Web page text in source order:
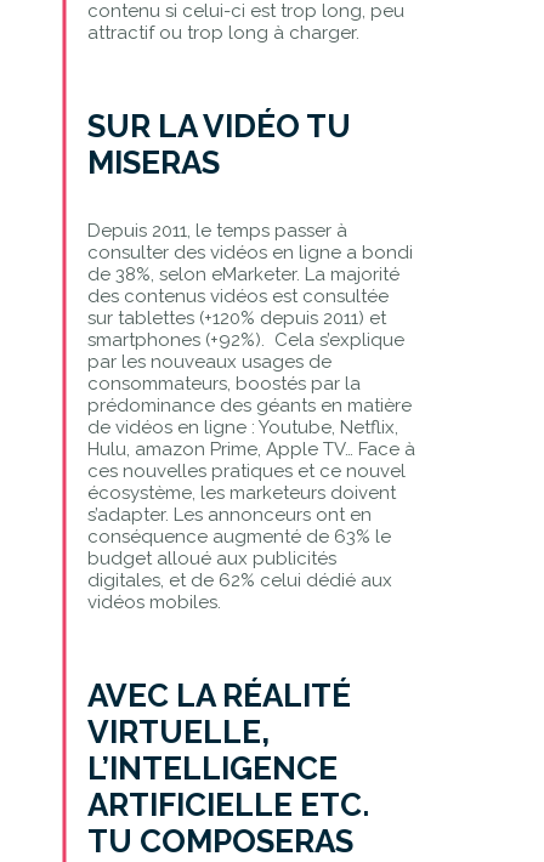
contenu si celui-ci est trop long, peu
attractif ou trop long à charger.
SUR LA VIDÉO TU
MISERAS
Depuis 2011, le temps passer à
consulter des vidéos en ligne a bondi
de 38%, selon eMarketer. La majorité
des contenus vidéos est consultée
sur tablettes (+120% depuis 2011) et
smartphones (+92%). Cela s’explique
par les nouveaux usages de
consommateurs, boostés par la
prédominance des géants en matière
de vidéos en ligne : Youtube, Netflix,
Hulu, amazon Prime, Apple TV… Face à
ces nouvelles pratiques et ce nouvel
écosystème, les marketeurs doivent
s’adapter. Les annonceurs ont en
conséquence augmenté de 63% le
budget alloué aux publicités
digitales, et de 62% celui dédié aux
vidéos mobiles.
AVEC LA RÉALITÉ
VIRTUELLE,
L’INTELLIGENCE
ARTIFICIELLE ETC.
TU COMPOSERAS